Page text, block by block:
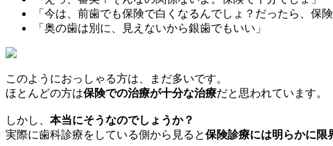
「今は、前歯でも保険で白くなるんでしょ？だったら、保険
「奥の歯は別に、見えないから銀歯でもいい」
このようにおっしゃる方は、まだ多いです。
ほとんどの方は保険での治療が十分な治療だと思われています。
しかし、 本当にそうなのでしょうか？
実際に歯科診療をしている側から見ると保険診療には明らかに限